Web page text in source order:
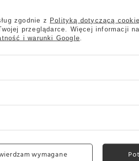
: Do domu
zgodnie z Polityką dotyczącą
przeglądarce. Więcej informacji
i warunki Google
wymagane